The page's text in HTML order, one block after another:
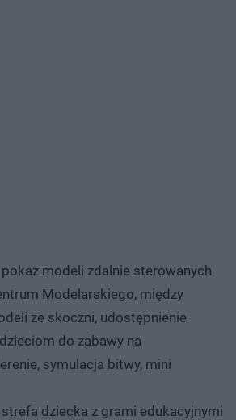
modeli zdalnie sterowanych
Modelarskiego, między
ze skoczni, udostępnienie
do zabawy na
symulacja bitwy, mini
dziecka z grami edukacyjnymi